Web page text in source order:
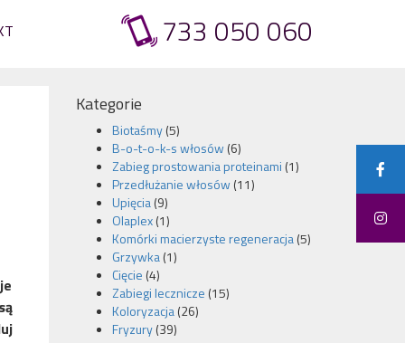
733 050 060
Kategorie
Biotaśmy(5)
B-o-t-o-k-s włosów (6)
Zabieg prostowania proteinami (1)
Przedłużanie włosów (11)
Upięcia(9)
Olaplex(1)
Komórki macierzyste regeneracja(5)
Grzywka(1)
Cięcie (4)
Zabiegi lecznicze (15)
Koloryzacja(26)
Fryzury(39)